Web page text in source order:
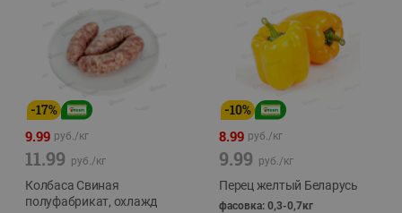
-17%
9.99 руб./кг
11.99 руб./кг
Колбаса Свиная
полуфабрикат, охлажд
-10%
8.99 руб./кг
9.99 руб./кг
Перец желтый Беларусь
фасовка: 0,3-0,7кг